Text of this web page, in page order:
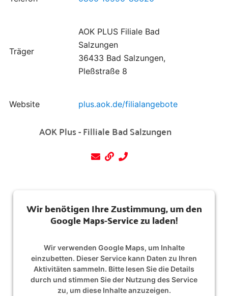
Träger
AOK PLUS Filiale Bad
Salzungen
36433 Bad Salzungen,
Pleßstraße 8
Website plus.aok.de/filialangebote
AOK Plus - Filliale Bad Salzungen
Wir benötigen Ihre Zustimmung, um den
Google Maps-Service zu laden!
Wir verwenden Google Maps, um Inhalte
einzubetten. Dieser Service kann Daten zu Ihren
Aktivitäten sammeln. Bitte lesen Sie die Details
durch und stimmen Sie der Nutzung des Service
zu, um diese Inhalte anzuzeigen.